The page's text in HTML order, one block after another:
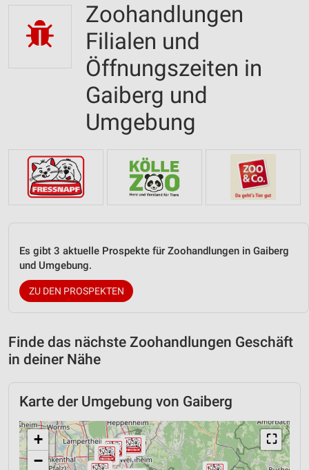
Zoohandlungen
Filialen und
Öffnungszeiten in
Gaiberg und
Umgebung
Es gibt 3 aktuelle Prospekte für Zoohandlungen in Gaiberg
und Umgebung.
ZU DEN PROSPEKTEN
Finde das nächste Zoohandlungen Geschäft
in deiner Nähe
Karte der Umgebung von Gaiberg
⛶
+
−